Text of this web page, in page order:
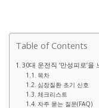
Table of Contents
30대 운전직 ‘만성피로’
목차
심장질환 초기 신호
체크리스트
자주 묻는 질문(FAQ)